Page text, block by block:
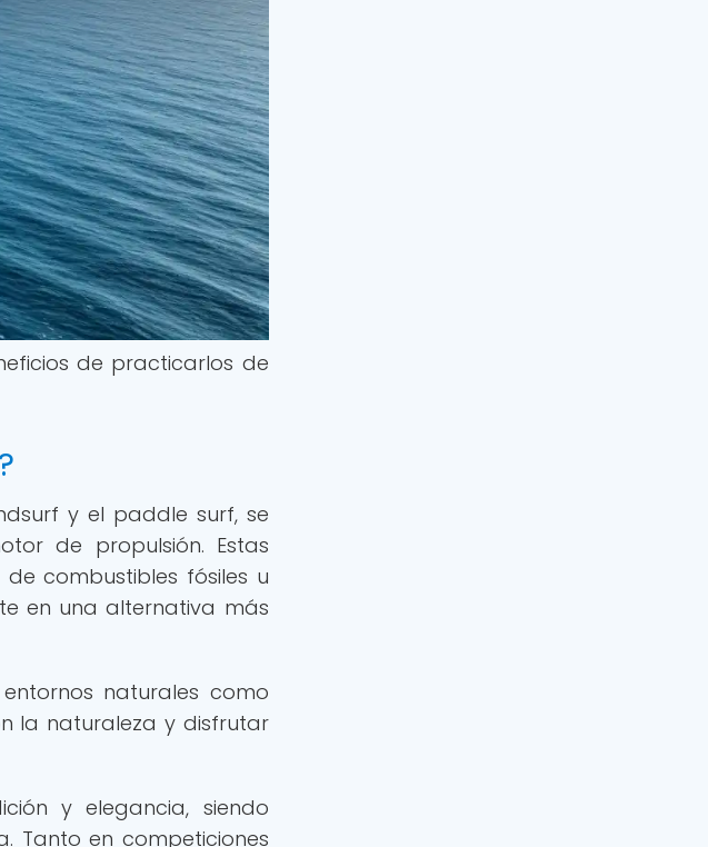
de practicarlos de
y el paddle surf, se
de propulsión. Estas
combustibles fósiles u
en una alternativa más
naturales como
la naturaleza y disfrutar
y elegancia, siendo
Tanto en competiciones